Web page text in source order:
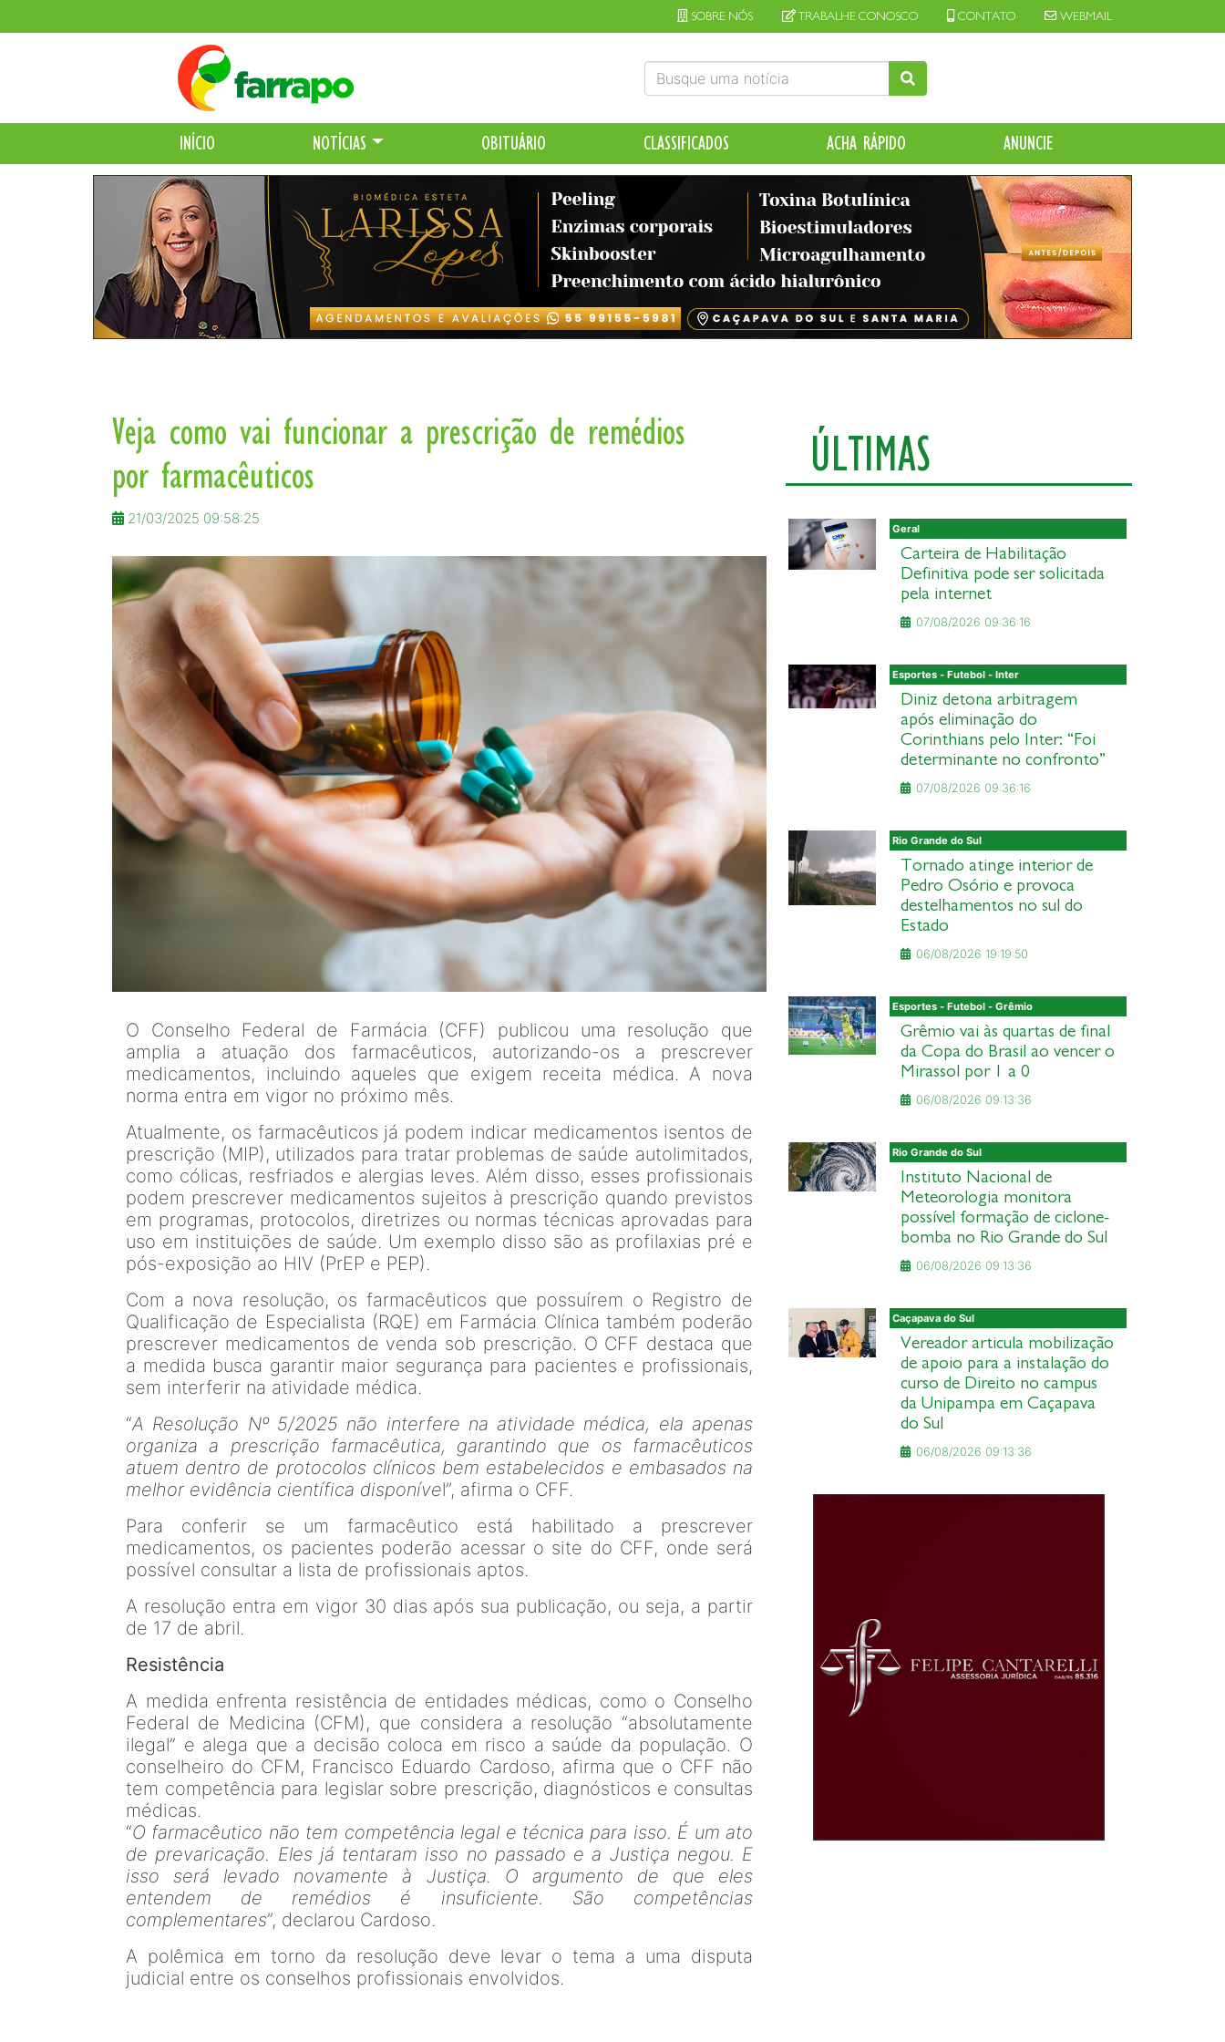
SOBRE NÓS TRABALHE CONOSCO CONTATO WEBMAIL
INÍCIO NOTÍCIAS OBITUÁRIO CLASSIFICADOS ACHA RÁPIDO ANUNCIE
Veja como vai funcionar a prescrição de remédios
por farmacêuticos
21/03/2025 09:58:25
O Conselho Federal de Farmácia (CFF) publicou uma resolução que
amplia a atuação dos farmacêuticos, autorizando-os a prescrever
medicamentos, incluindo aqueles que exigem receita médica. A nova
norma entra em vigor no próximo mês.
Atualmente, os farmacêuticos já podem indicar medicamentos isentos de
prescrição (MIP), utilizados para tratar problemas de saúde autolimitados,
como cólicas, resfriados e alergias leves. Além disso, esses profissionais
podem prescrever medicamentos sujeitos à prescrição quando previstos
em programas, protocolos, diretrizes ou normas técnicas aprovadas para
uso em instituições de saúde. Um exemplo disso são as profilaxias pré e
pós-exposição ao HIV (PrEP e PEP).
Com a nova resolução, os farmacêuticos que possuírem o Registro de
Qualificação de Especialista (RQE) em Farmácia Clínica também poderão
prescrever medicamentos de venda sob prescrição. O CFF destaca que
a medida busca garantir maior segurança para pacientes e profissionais,
sem interferir na atividade médica.
“A Resolução Nº 5/2025 não interfere na atividade médica, ela apenas
organiza a prescrição farmacêutica, garantindo que os farmacêuticos
atuem dentro de protocolos clínicos bem estabelecidos e embasados na
melhor evidência científica disponível”, afirma o CFF.
Para conferir se um farmacêutico está habilitado a prescrever
medicamentos, os pacientes poderão acessar o site do CFF, onde será
possível consultar a lista de profissionais aptos.
A resolução entra em vigor 30 dias após sua publicação, ou seja, a partir
de 17 de abril.
Resistência
A medida enfrenta resistência de entidades médicas, como o Conselho
Federal de Medicina (CFM), que considera a resolução “absolutamente
ilegal” e alega que a decisão coloca em risco a saúde da população. O
conselheiro do CFM, Francisco Eduardo Cardoso, afirma que o CFF não
tem competência para legislar sobre prescrição, diagnósticos e consultas
médicas.
“O farmacêutico não tem competência legal e técnica para isso. É um ato
de prevaricação. Eles já tentaram isso no passado e a Justiça negou. E
isso será levado novamente à Justiça. O argumento de que eles
entendem de remédios é insuficiente. São competências
complementares”, declarou Cardoso.
A polêmica em torno da resolução deve levar o tema a uma disputa
judicial entre os conselhos profissionais envolvidos.
ÚLTIMAS
Geral
Carteira de Habilitação
Definitiva pode ser solicitada
pela internet
07/08/2026 09:36:16
Esportes - Futebol - Inter
Diniz detona arbitragem
após eliminação do
Corinthians pelo Inter: “Foi
determinante no confronto”
07/08/2026 09:36:16
Rio Grande do Sul
Tornado atinge interior de
Pedro Osório e provoca
destelhamentos no sul do
Estado
06/08/2026 19:19:50
Esportes - Futebol - Grêmio
Grêmio vai às quartas de final
da Copa do Brasil ao vencer o
Mirassol por 1 a 0
06/08/2026 09:13:36
Rio Grande do Sul
Instituto Nacional de
Meteorologia monitora
possível formação de ciclone-
bomba no Rio Grande do Sul
06/08/2026 09:13:36
Caçapava do Sul
Vereador articula mobilização
de apoio para a instalação do
curso de Direito no campus
da Unipampa em Caçapava
do Sul
06/08/2026 09:13:36